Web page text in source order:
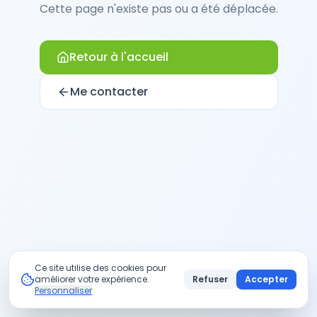
Ce site utilise des cookies pour
améliorer votre expérience.
Personnaliser
Refuser Accepter
Cette page n'existe pas ou a été déplacée.
Retour à l'accueil
Me contacter